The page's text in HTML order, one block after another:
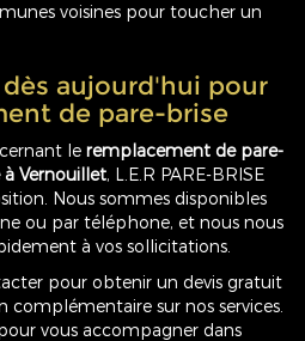
voisines pour toucher un
aujourd'hui pour
de pare-brise
le remplacement de pare-
Vernouillet, L.E.R PARE-BRISE
Nous sommes disponibles
ou par téléphone, et nous nous
à vos sollicitations.
pour obtenir un devis gratuit
sur nos services.
vous accompagner dans